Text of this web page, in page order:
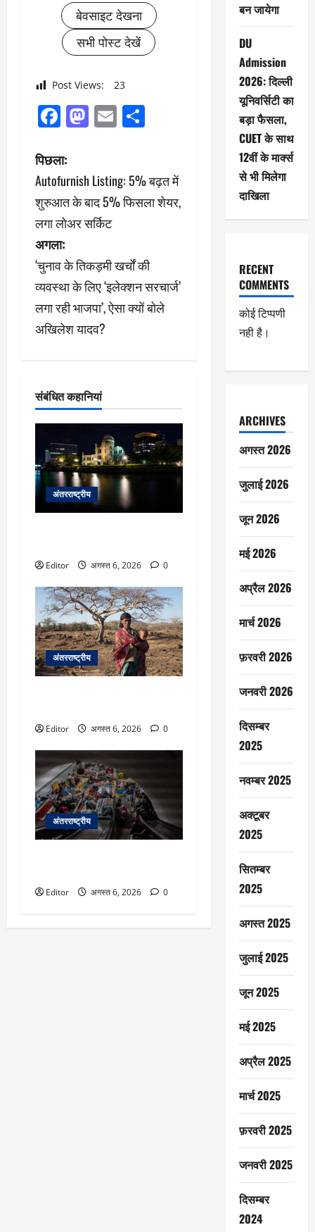
बेवसाइट देखना
सभी पोस्ट देखें
Post Views: 23
Facebook
Mastodon
Email
पो
स्ट
ने
वि
गे
श
न
पिछला:
Autofurnish Listing: 5% बढ़त में
शुरुआत के बाद 5% फिसला शेयर,
लगा लोअर सर्किट
अगला:
‘चुनाव के तिकड़मी खर्चों की
व्यवस्था के लिए ‘इलेक्शन सरचार्ज’
लगा रही भाजपा’, ऐसा क्यों बोले
अखिलेश यादव?
संबंधित कहानियां
अंतरराष्ट्रीय
Editor अगस्त 6, 2026 0
अंतरराष्ट्रीय
Editor अगस्त 6, 2026 0
अंतरराष्ट्रीय
Editor अगस्त 6, 2026 0
बन जायेगा
DU
Admission
2026: दिल्ली
यूनिवर्सिटी का
बड़ा फैसला,
CUET के साथ
12वीं के मार्क्स
से भी मिलेगा
दाखिला
RECENT
COMMENTS
कोई टिप्पणी
नही है।
ARCHIVES
अगस्त 2026
जुलाई 2026
जून 2026
मई 2026
अप्रैल 2026
मार्च 2026
फ़रवरी 2026
जनवरी 2026
दिसम्बर
2025
नवम्बर 2025
अक्टूबर
2025
सितम्बर
2025
अगस्त 2025
जुलाई 2025
जून 2025
मई 2025
अप्रैल 2025
मार्च 2025
फ़रवरी 2025
जनवरी 2025
दिसम्बर
2024